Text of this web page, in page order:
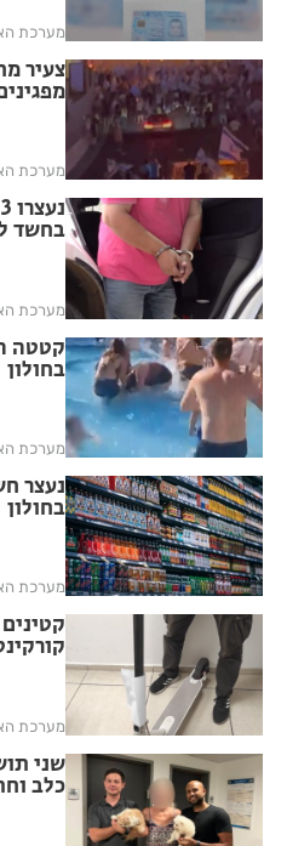
מערכת
צעיר
מערכת
בחשד
מערכת
קטטה
בחולון
מערכת
נעצר
בחולון
מערכת
מערכת
שני
כלב